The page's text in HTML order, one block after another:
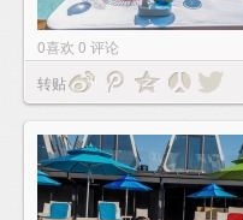
0喜欢 0 评论
转贴